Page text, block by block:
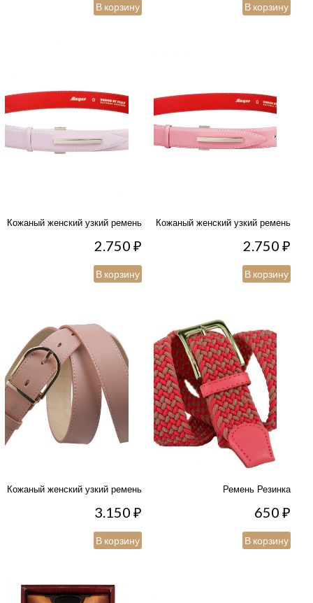
В корзину В корзину
Кожаный женский узкий ремень
2.750₽
В корзину
Кожаный женский узкий ремень
2.750₽
В корзину
Кожаный женский узкий ремень
3.150₽
В корзину
Ремень Резинка
650₽
В корзину